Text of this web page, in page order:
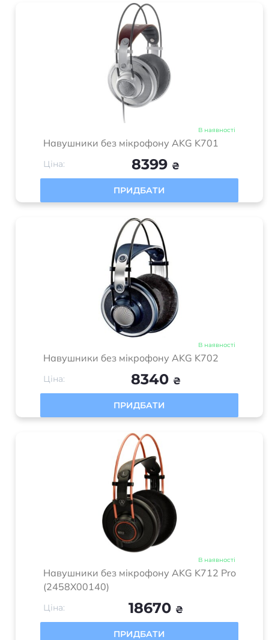
В наявності
Ціна: 8399₴
ПРИДБАТИ
В наявності
Ціна: 8340₴
ПРИДБАТИ
В наявності
Навушники без мікрофону AKG K712 Pro
Ціна: 18670₴